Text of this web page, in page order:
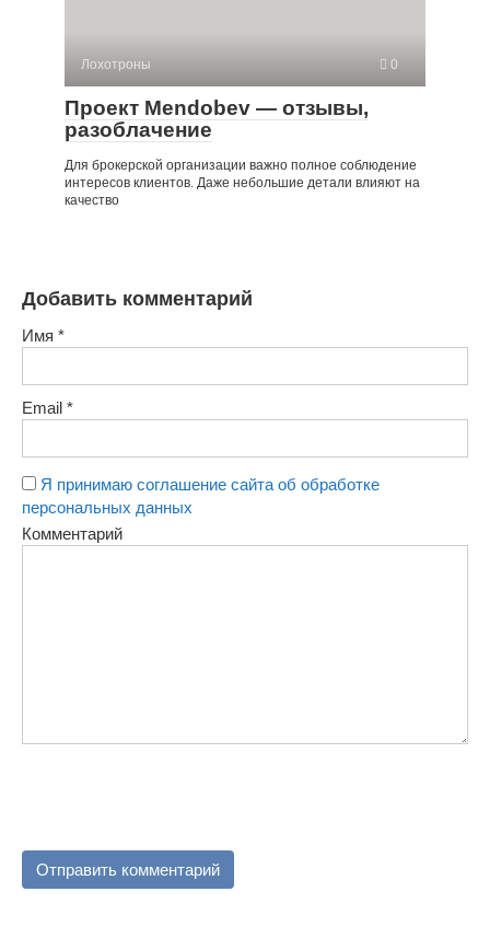
Лохотроны 0
Проект Mendobev — отзывы,
разоблачение
Для брокерской организации важно полное соблюдение
интересов клиентов. Даже небольшие детали влияют на
качество
Добавить комментарий
Имя *
Email *
Я принимаю соглашение сайта об обработке
персональных данных
Комментарий